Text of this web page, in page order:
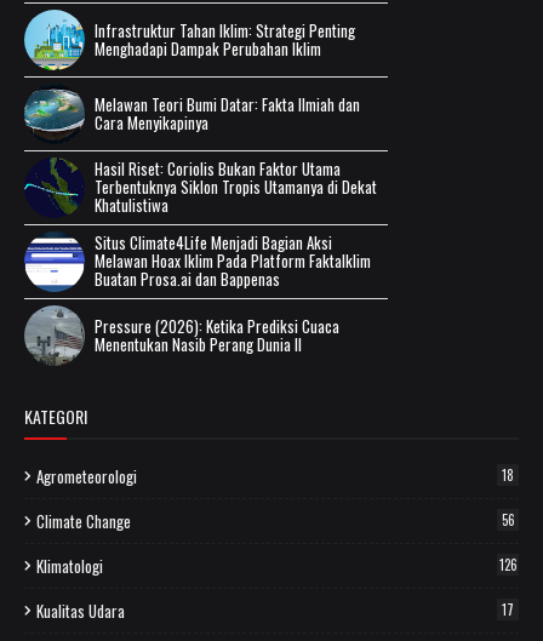
Infrastruktur Tahan Iklim: Strategi Penting
Menghadapi Dampak Perubahan Iklim
Melawan Teori Bumi Datar: Fakta Ilmiah dan
Cara Menyikapinya
Hasil Riset: Coriolis Bukan Faktor Utama
Terbentuknya Siklon Tropis Utamanya di Dekat
Khatulistiwa
Situs Climate4Life Menjadi Bagian Aksi
Melawan Hoax Iklim Pada Platform FaktaIklim
Buatan Prosa.ai dan Bappenas
Pressure (2026): Ketika Prediksi Cuaca
Menentukan Nasib Perang Dunia II
KATEGORI
Agrometeorologi 18
Climate Change 56
Klimatologi 126
Kualitas Udara 17